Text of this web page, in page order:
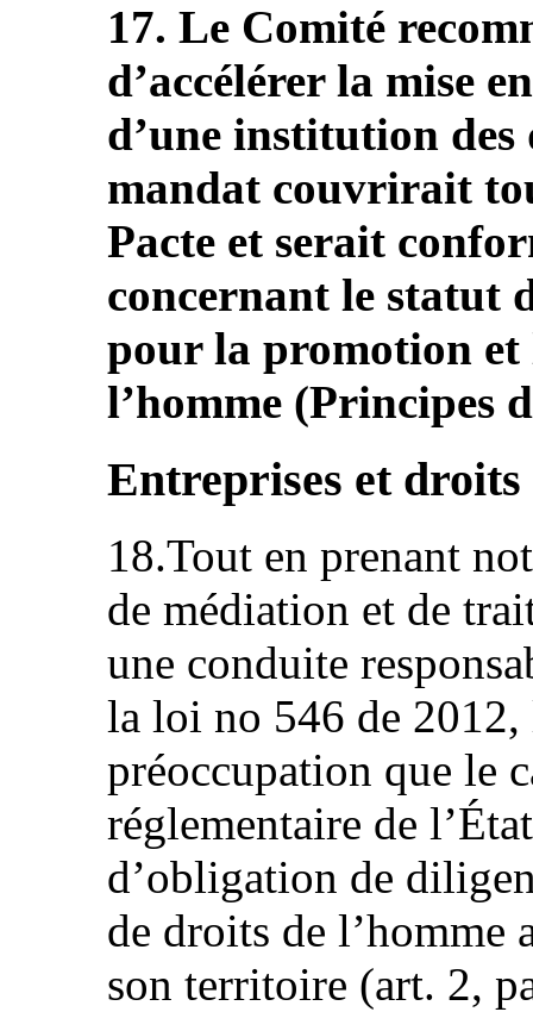
17. Le Comité
d’accélérer la mise
d’une institution
mandat couvrirait
Pacte et serait
concernant le statut
pour la promotion et
l’homme (Principes
Entreprises et droits
18.Tout en prenant
de médiation et de
une conduite
la loi no 546 de 2012,
préoccupation que le
réglementaire de
d’obligation de
de droits de l’homme
son territoire (art. 2,